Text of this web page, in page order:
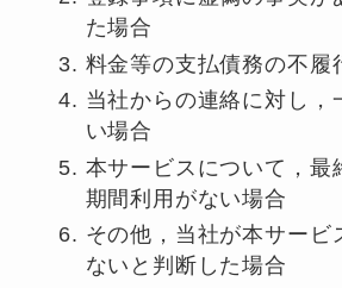
た場合
料金等の支払債務の不履
当社からの連絡に対し，
い場合
本サービスについて，最
期間利用がない場合
その他，当社が本サービ
ないと判断した場合